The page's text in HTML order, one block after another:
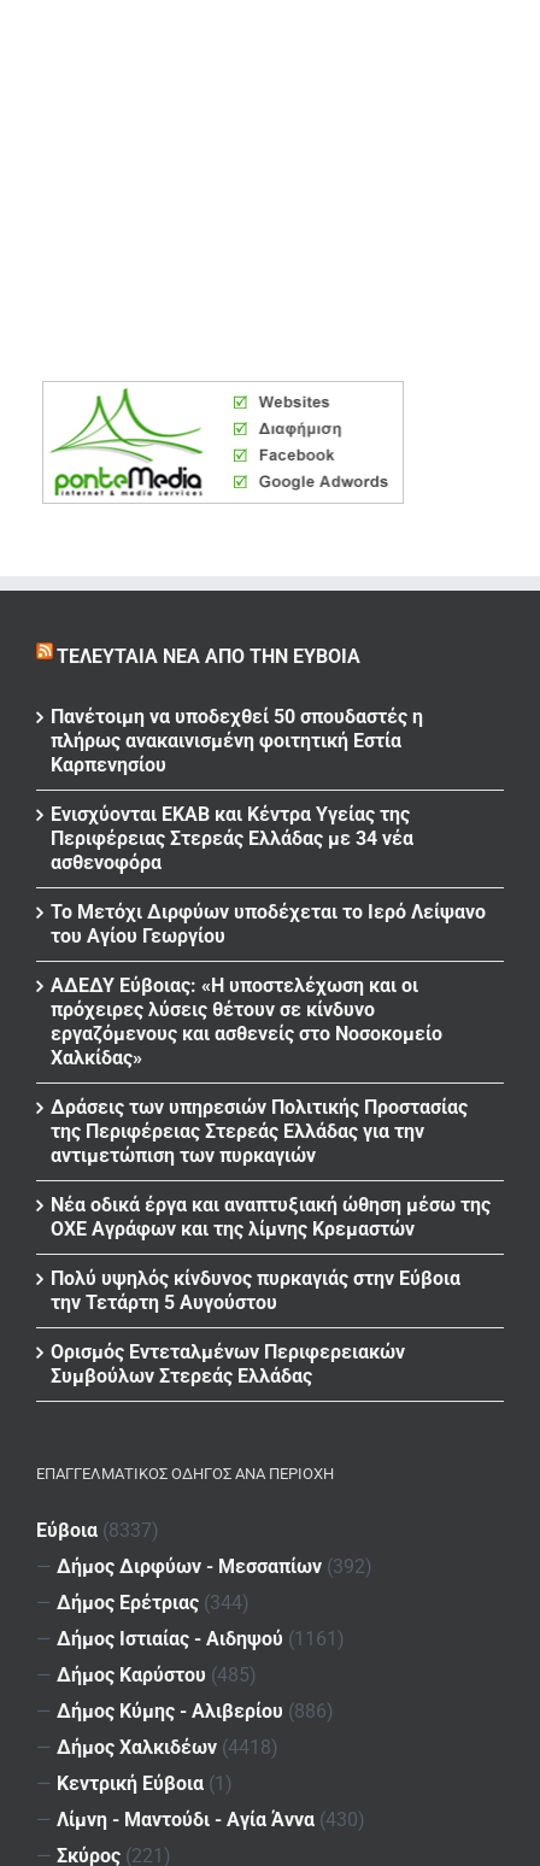
ΤΕΛΕΥΤΑΊΑ ΝΈΑ ΑΠΌ ΤΗΝ ΕΎΒΟΙΑ
Πανέτοιμη να υποδεχθεί 50 σπουδαστές η
πλήρως ανακαινισμένη φοιτητική Εστία
Καρπενησίου
Ενισχύονται ΕΚΑΒ και Κέντρα Υγείας της
Περιφέρειας Στερεάς Ελλάδας με 34 νέα
ασθενοφόρα
Το Μετόχι Διρφύων υποδέχεται το Ιερό Λείψανο
του Αγίου Γεωργίου
ΑΔΕΔΥ Εύβοιας: «Η υποστελέχωση και οι
πρόχειρες λύσεις θέτουν σε κίνδυνο
εργαζόμενους και ασθενείς στο Νοσοκομείο
Χαλκίδας»
Δράσεις των υπηρεσιών Πολιτικής Προστασίας
της Περιφέρειας Στερεάς Ελλάδας για την
αντιμετώπιση των πυρκαγιών
Νέα οδικά έργα και αναπτυξιακή ώθηση μέσω της
ΟΧΕ Αγράφων και της λίμνης Κρεμαστών
Πολύ υψηλός κίνδυνος πυρκαγιάς στην Εύβοια
την Τετάρτη 5 Αυγούστου
Ορισμός Εντεταλμένων Περιφερειακών
Συμβούλων Στερεάς Ελλάδας
ΕΠΑΓΓΕΛΜΑΤΙΚΌΣ ΟΔΗΓΌΣ ΑΝΆ ΠΕΡΙΟΧΉ
Εύβοια (8337)
— Δήμος Διρφύων - Μεσσαπίων (392)
— Δήμος Ερέτριας (344)
— Δήμος Ιστιαίας - Αιδηψού (1161)
— Δήμος Καρύστου (485)
— Δήμος Κύμης - Αλιβερίου (886)
— Δήμος Χαλκιδέων (4418)
— Κεντρική Εύβοια (1)
— Λίμνη - Μαντούδι - Αγία Άννα (430)
— Σκύρος (221)